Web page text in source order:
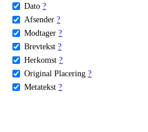
Dato ?
Afsender ?
Modtager ?
Brevtekst ?
Herkomst ?
Original Placering ?
Metatekst ?